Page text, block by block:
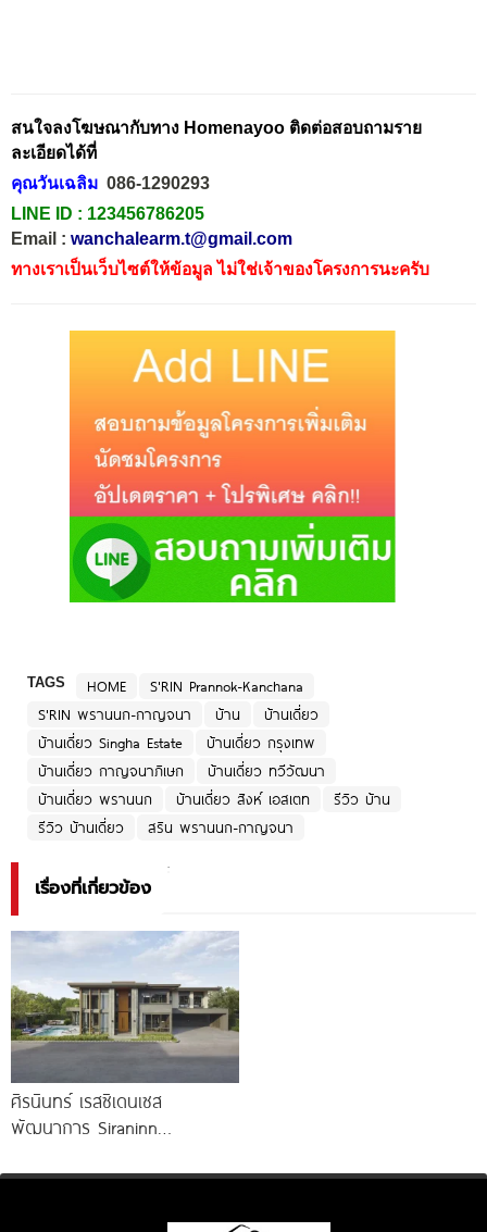
สนใจลงโฆษณากับทาง Homenayoo ติดต่อสอบถามราย
ละเอียดได้ที่
คุณวันเฉลิม 086-1290293
LINE ID : 123456786205
Email : wanchalearm.t@gmail.com
ทางเราเป็นเว็บไซต์ให้ข้อมูล ไม่ใช่เจ้าของโครงการนะครับ
TAGS HOME
S'RIN Prannok-Kanchana
S'RIN พรานนก-กาญจนา
บ้าน
บ้านเดี่ยว
บ้านเดี่ยว Singha Estate
บ้านเดี่ยว กรุงเทพ
บ้านเดี่ยว กาญจนาภิเษก
บ้านเดี่ยว ทวีวัฒนา
บ้านเดี่ยว พรานนก
บ้านเดี่ยว สิงห์ เอสเตท
รีวิว บ้าน
รีวิว บ้านเดี่ยว
สริน พรานนก-กาญจนา
เรื่องที่เกี่ยวข้อง
ศิรนินทร์ เรสซิเดนเซส
พัฒนาการ Siraninn
บ้านเดี่ยวระดับ Super Luxury